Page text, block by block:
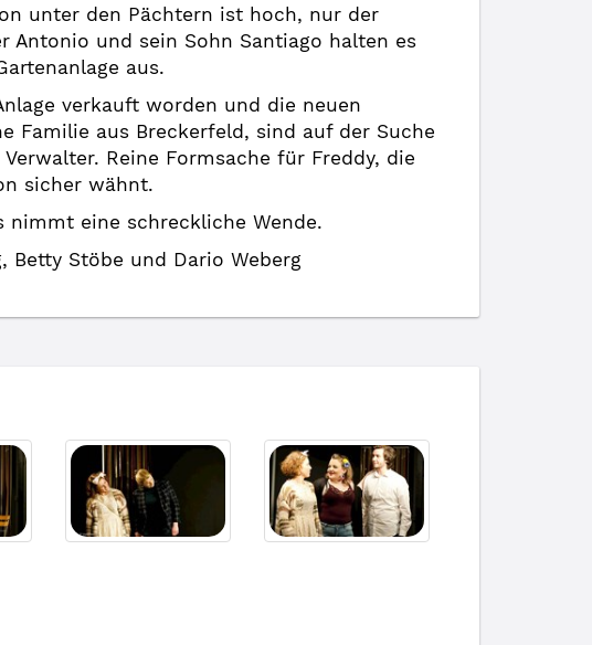
unter den Pächtern ist hoch, nur der
Antonio und sein Sohn Santiago halten es
aus.
verkauft worden und die neuen
Familie aus Breckerfeld, sind auf der Suche
Reine Formsache für Freddy, die
sicher wähnt.
eine schreckliche Wende.
Betty Stöbe und Dario Weberg